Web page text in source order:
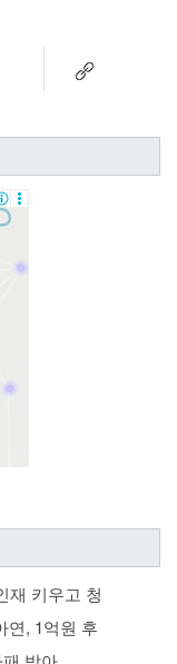
재 키우고 청
연, 1억원 후